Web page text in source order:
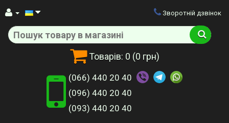
Товарів: 0 (0 грн)
Зворотній дзвінок
(066) 440 20 40
(096) 440 20 40
(093) 440 20 40